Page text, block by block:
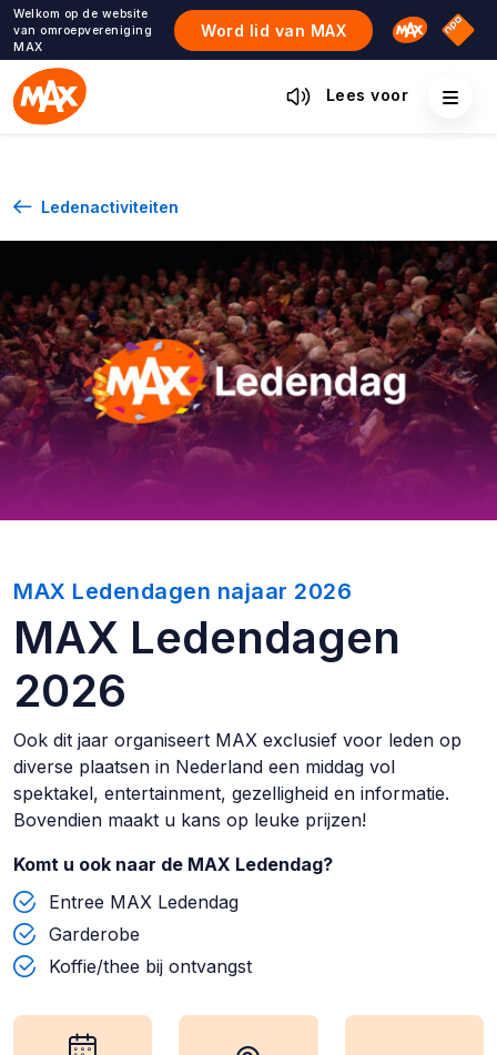
Ga
naar
de
inhoud
Welkom op de website
van omroepvereniging
MAX
Word lid van MAX Omroep
NPO
Lees voor
Ledenactiviteiten
MAX Ledendagen najaar 2026
MAX Ledendagen
2026
Ook dit jaar organiseert MAX exclusief voor leden op
diverse plaatsen in Nederland een middag vol
spektakel, entertainment, gezelligheid en informatie.
Bovendien maakt u kans op leuke prijzen!
Komt u ook naar de MAX Ledendag?
Entree MAX Ledendag
Garderobe
Koffie/thee bij ontvangst